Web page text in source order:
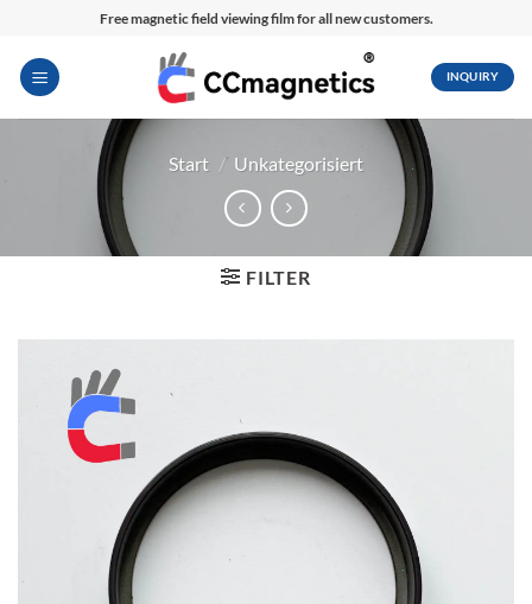
springen
Free magnetic field viewing film for all new customers.
INQUIRY
Start / Unkategorisiert
FILTER